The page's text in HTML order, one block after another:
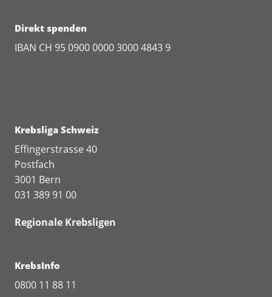
Direkt spenden
IBAN CH 95 0900 0000 3000 4843 9
Krebsliga Schweiz
Effingerstrasse 40
Postfach
3001 Bern
031 389 91 00
Regionale Krebsligen
KrebsInfo
0800 11 88 11